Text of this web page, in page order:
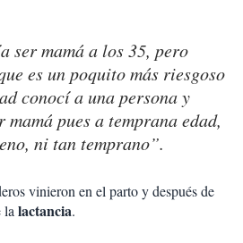
ser mamá a los 35, pero
es un poquito más riesgoso
conocí a una persona y
mamá pues a temprana edad,
ni tan temprano”.
vinieron en el parto y después de
lalactancia.